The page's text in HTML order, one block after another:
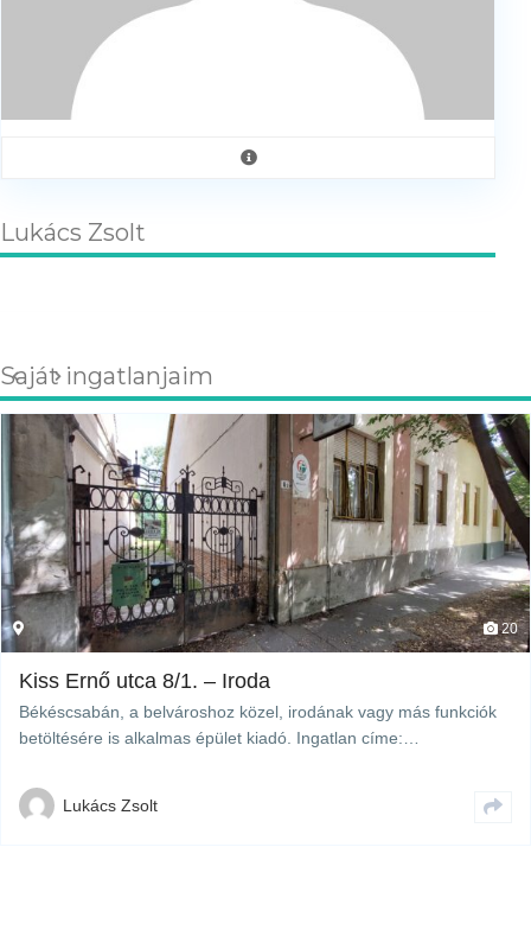
Lukács Zsolt
Saját ingatlanjaim
20
Kiss Ernő utca 8/1. – Iroda
Békéscsabán, a belvároshoz közel, irodának vagy más funkciók
betöltésére is alkalmas épület kiadó. Ingatlan címe:…
Lukács Zsolt